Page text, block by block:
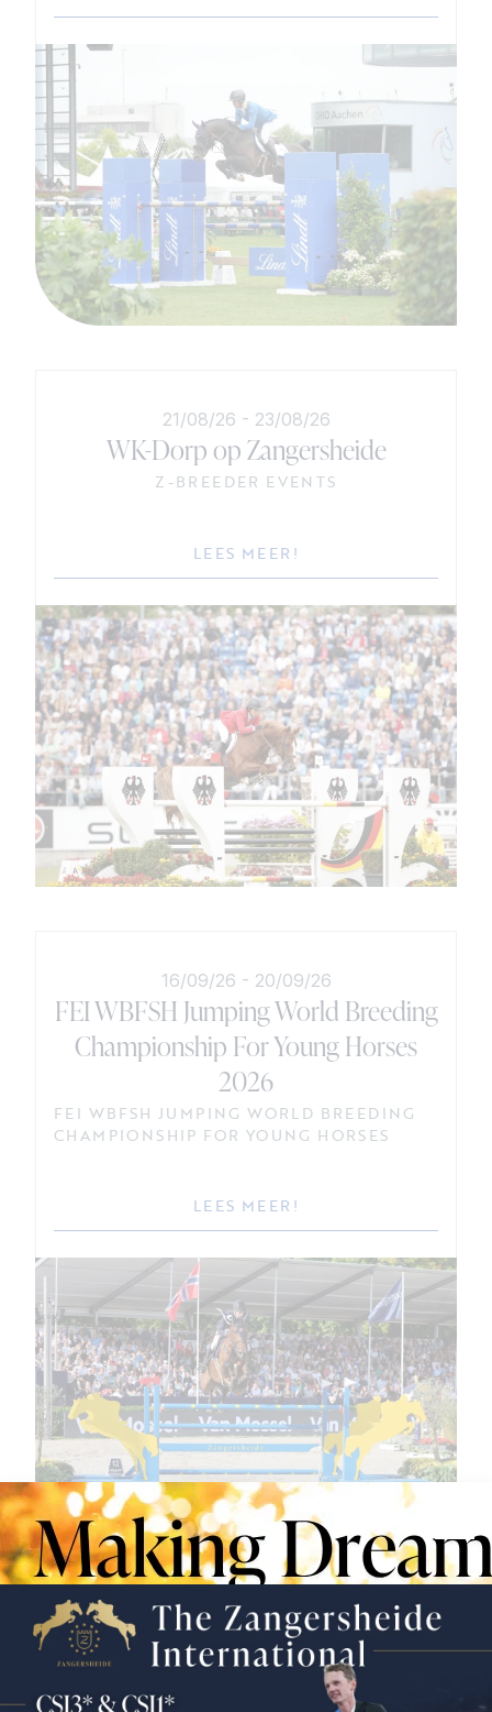
21/08/26 - 23/08/26
WK-Dorp op Zangersheide
Z-BREEDER EVENTS
LEES MEER!
16/09/26 - 20/09/26
FEI WBFSH Jumping World Breeding
Championship For Young Horses
2026
FEI WBFSH JUMPING WORLD BREEDING
CHAMPIONSHIP FOR YOUNG HORSES
LEES MEER!